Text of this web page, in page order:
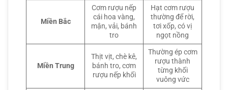
Miền Bắc
Cơm rượu nếp
cái hoa vàng,
mận, vải, bánh
tro
Hạt cơm rượu
thường để rời,
tơi xốp, có vị
ngọt nồng
Miền Trung
Thịt vịt, chè kê,
bánh tro, cơm
rượu nếp khối
Thường ép cơm
rượu thành
từng khối
vuông vức